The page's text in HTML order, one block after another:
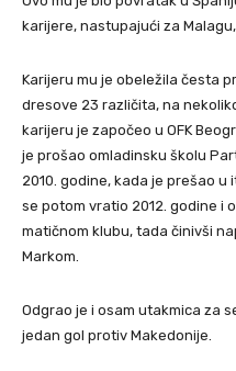
karijere, nastupajući za
Karijeru mu je obeležila česta
dresove 23 različita, na
karijeru je započeo u OFK
je prošao omladinsku školu
2010. godine, kada je prešao u
se potom vratio 2012. godine i
matičnom klubu, tada činivši
Markom.
Odgrao je i osam utakmica za
jedan gol protiv Makedonije.